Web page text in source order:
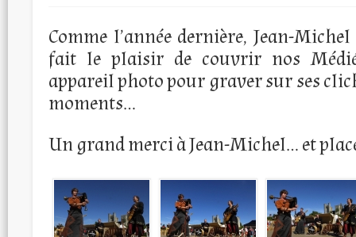
Comme l’année dernière, Jean-
fait le plaisir de couvrir nos
appareil photo pour graver sur ses
moments…
Un grand merci à Jean-Michel… et